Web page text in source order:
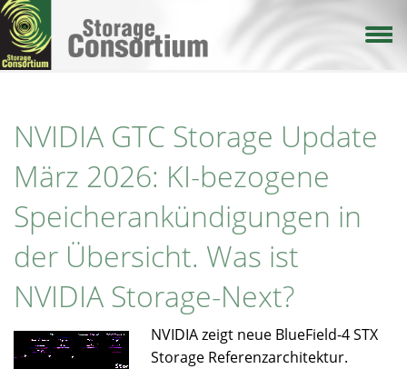
Direkt
zum
Inhalt
NVIDIA GTC Storage Update
März 2026: KI-bezogene
Speicherankündigungen in
der Übersicht. Was ist
NVIDIA Storage-Next?
NVIDIA zeigt neue BlueField-4 STX
Storage Referenzarchitektur.